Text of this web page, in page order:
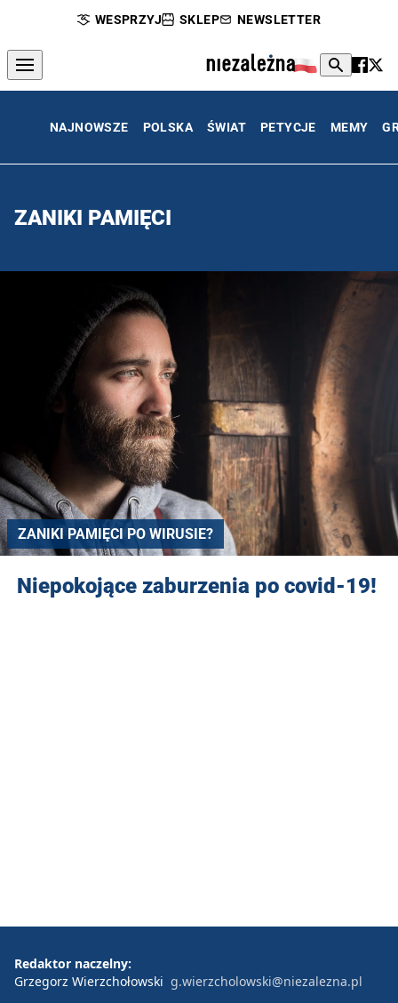
WESPRZYJ SKLEP NEWSLETTER
NAJNOWSZE POLSKA ŚWIAT PETYCJE MEMY
ZANIKI PAMIĘCI
ZANIKI PAMIĘCI PO WIRUSIE?
Niepokojące zaburzenia po covid-19!
Redaktor naczelny:
Grzegorz Wierzchołowski g.wierzcholowski@niezalezna.pl